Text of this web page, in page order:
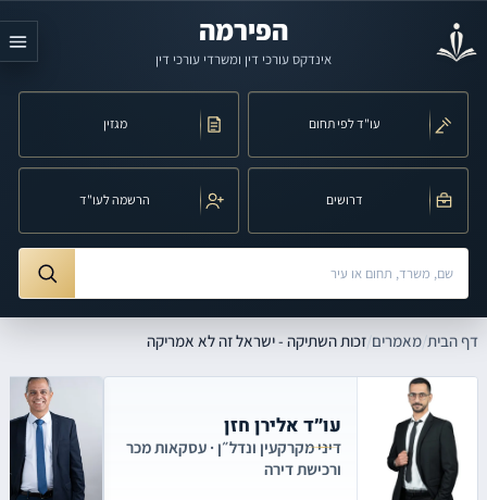
הפירמה
אינדקס עורכי דין ומשרדי עורכי דין
עו"ד לפי תחום מגזין
דרושים הרשמה לעו"ד
חיפוש לפי שם, משרד, תחום משפט או עיר
השתיקה - ישראל זה לא אמריקה
דף הבית/מאמרים/זכות השתיקה - ישראל זה לא אמריקה
עו״ד אלירן חזן
דיני מקרקעין ונדל״ן · עסקאות מכר
ורכישת דירה